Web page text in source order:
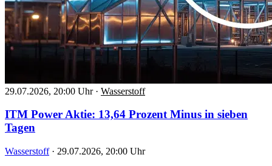
29.07.2026, 20:00 Uhr · Wasserstoff
ITM Power Aktie: 13,64 Prozent Minus in sieben
Tagen
Wasserstoff · 29.07.2026, 20:00 Uhr